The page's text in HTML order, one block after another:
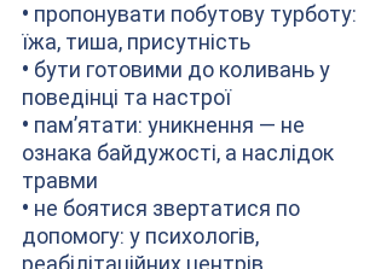
• пропонувати побутову турботу:
їжа, тиша, присутність
• бути готовими до коливань у
поведінці та настрої
• памʼятати: уникнення — не
ознака байдужості, а наслідок
травми
• не боятися звертатися по
допомогу: у психологів,
реабілітаційних центрів,